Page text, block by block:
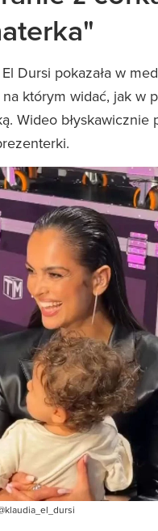
Dursi pokazała w
na którym widać, jak w
Wideo błyskawicznie